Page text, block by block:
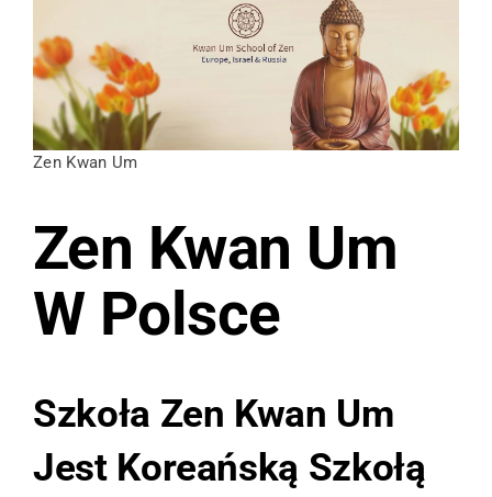
Zen Kwan Um
Zen Kwan Um
W Polsce
Szkoła Zen Kwan Um
Jest Koreańską Szkołą